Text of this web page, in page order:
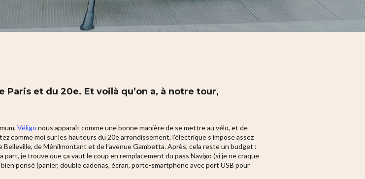
Paris et du 20e. Et voilà qu’on a, à notre tour,
Véligo nous apparaît comme une bonne manière de se mettre au vélo, et de
comme moi sur les hauteurs du 20e arrondissement, l’électrique s’impose assez
de Ménilmontant et de l’avenue Gambetta. Après, cela reste un budget :
je trouve que ça vaut le coup en remplacement du pass Navigo (si je ne craque
pensé (panier, double cadenas, écran, porte-smartphone avec port USB pour